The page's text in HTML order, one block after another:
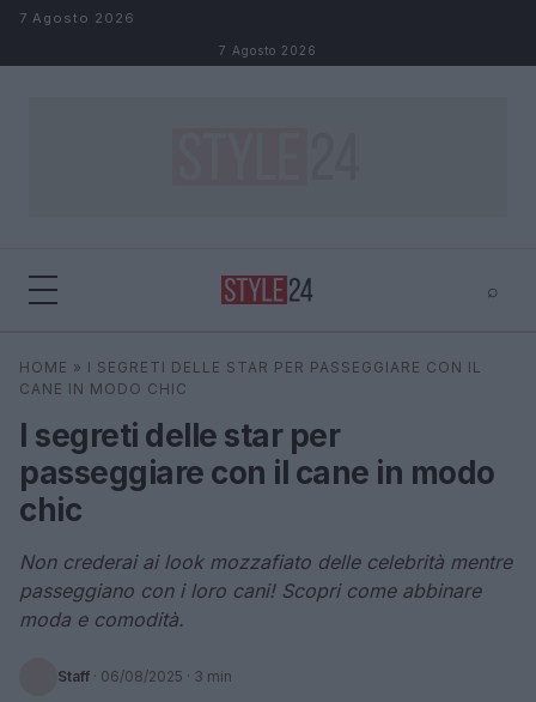
Salta al contenuto
7 Agosto 2026
7 Agosto 2026
⌕
Cerca ⌕
HOME » I SEGRETI DELLE STAR PER PASSEGGIARE CON IL
CANE IN MODO CHIC
I segreti delle star per
passeggiare con il cane in modo
chic
Non crederai ai look mozzafiato delle celebrità mentre
passeggiano con i loro cani! Scopri come abbinare
moda e comodità.
Staff · 06/08/2025 · 3 min